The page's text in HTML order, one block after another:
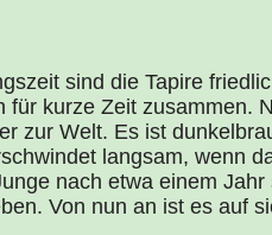
sind die Tapire
für kurze Zeit zusammen.
zur Welt. Es ist
langsam, wenn
nach etwa einem
Von nun an ist es auf